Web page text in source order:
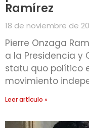
Ramírez
18 de noviembre de
Pierre Onzaga
a la Presidencia y
statu quo político
movimiento
Leer artículo »